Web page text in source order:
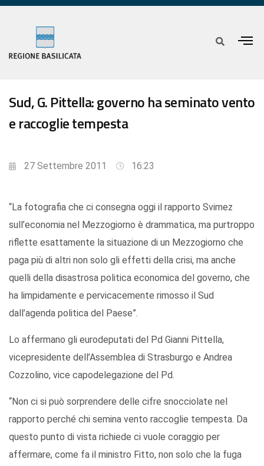
Sud, G. Pittella: governo ha seminato vento
e raccoglie tempesta
27 Settembre 2011 16:23
“La fotografia che ci consegna oggi il rapporto Svimez
sull’economia nel Mezzogiorno è drammatica, ma purtroppo
riflette esattamente la situazione di un Mezzogiorno che
paga più di altri non solo gli effetti della crisi, ma anche
quelli della disastrosa politica economica del governo, che
ha limpidamente e pervicacemente rimosso il Sud
dall’agenda politica del Paese”.
Lo affermano gli eurodeputati del Pd Gianni Pittella,
vicepresidente dell’Assemblea di Strasburgo e Andrea
Cozzolino, vice capodelegazione del Pd.
“Non ci si può sorprendere delle cifre snocciolate nel
rapporto perché chi semina vento raccoglie tempesta. Da
questo punto di vista richiede ci vuole coraggio per
affermare, come fa il ministro Fitto, non solo che la fuga